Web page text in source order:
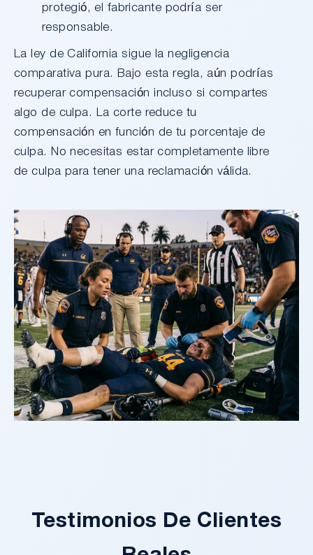
protegió, el fabricante podría ser
responsable.
La ley de California sigue la negligencia
comparativa pura. Bajo esta regla, aún podrías
recuperar compensación incluso si compartes
algo de culpa. La corte reduce tu
compensación en función de tu porcentaje de
culpa. No necesitas estar completamente libre
de culpa para tener una reclamación válida.
Testimonios De Clientes